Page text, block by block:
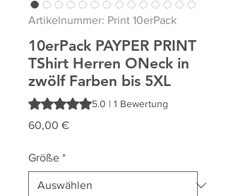
Artikelnummer: Print 10erPack
10erPack PAYPER PRINT
TShirt Herren ONeck in
zwölf Farben bis 5XL
Das Rating beträgt 5.0 von fünf
5.0 | 1 Bewertung
60,00 €Preis
Größe *